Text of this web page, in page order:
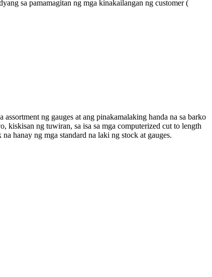
sa pamamagitan ng mga kinakailangan ng customer (
ng gauges at ang pinakamalaking handa na sa barko
kiskisan ng tuwiran, sa isa sa mga computerized cut to length
hanay ng mga standard na laki ng stock at gauges.